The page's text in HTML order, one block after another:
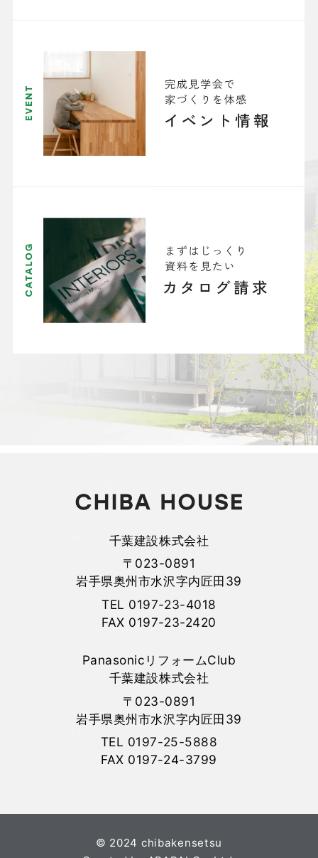
千葉建設株式会社
〒023-0891
岩手県奥州市水沢字内匠田39
TEL 0197-23-4018
FAX 0197-23-2420
PanasonicリフォームClub
千葉建設株式会社
〒023-0891
岩手県奥州市水沢字内匠田39
TEL 0197-25-5888
FAX 0197-24-3799
© 2024 chibakensetsu